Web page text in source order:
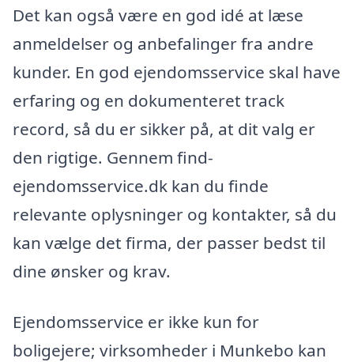
Det kan også være en god idé at læse
anmeldelser og anbefalinger fra andre
kunder. En god ejendomsservice skal have
erfaring og en dokumenteret track
record, så du er sikker på, at dit valg er
den rigtige. Gennem find-
ejendomsservice.dk kan du finde
relevante oplysninger og kontakter, så du
kan vælge det firma, der passer bedst til
dine ønsker og krav.
Ejendomsservice er ikke kun for
boligejere; virksomheder i Munkebo kan